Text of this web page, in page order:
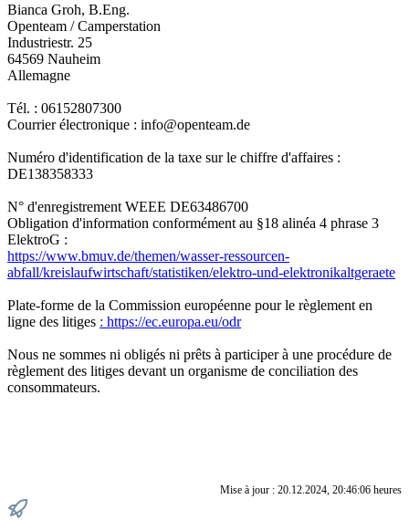
Bianca Groh, B.Eng.
Openteam / Camperstation
Industriestr. 25
64569 Nauheim
Allemagne
Tél. : 06152807300
Courrier électronique : info@openteam.de
Numéro d'identification de la taxe sur le chiffre d'affaires :
DE138358333
N° d'enregistrement WEEE DE63486700
Obligation d'information conformément au §18 alinéa 4 phrase 3
ElektroG :
https://www.bmuv.de/themen/wasser-ressourcen-
abfall/kreislaufwirtschaft/statistiken/elektro-und-elektronikaltgeraete
Plate-forme de la Commission européenne pour le règlement en
ligne des litiges : https://ec.europa.eu/odr
Nous ne sommes ni obligés ni prêts à participer à une procédure de
règlement des litiges devant un organisme de conciliation des
consommateurs.
Mise à jour : 20.12.2024, 20:46:06 heures